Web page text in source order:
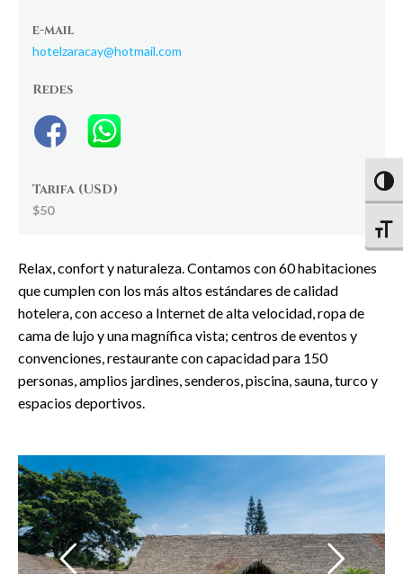
e-mail
hotelzaracay@hotmail.com
Redes
Tarifa (USD)
$50
Relax, confort y naturaleza. Contamos con 60 habitaciones
que cumplen con los más altos estándares de calidad
hotelera, con acceso a Internet de alta velocidad, ropa de
cama de lujo y una magnífica vista; centros de eventos y
convenciones, restaurante con capacidad para 150
personas, amplios jardines, senderos, piscina, sauna, turco y
espacios deportivos.